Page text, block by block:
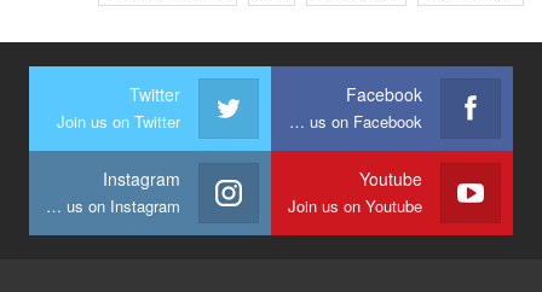
Facebook
Join us on Facebook
Twitter
Join us on Twitter
Youtube
Join us on Youtube
Instagram
Join us on Instagram